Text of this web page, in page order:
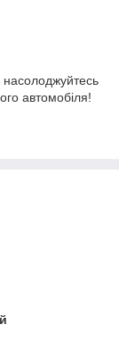
автомобіля!